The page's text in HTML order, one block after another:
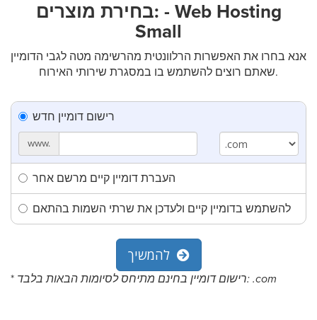
בחירת מוצרים: - Web Hosting
Small
אנא בחרו את האפשרות הרלוונטית מהרשימה מטה לגבי הדומיין
שאתם רוצים להשתמש בו במסגרת שירותי האירוח.
רישום דומיין חדש
www.
העברת דומיין קיים מרשם אחר
להשתמש בדומיין קיים ולעדכן את שרתי השמות בהתאם
להמשיך
* רישום דומיין בחינם מתיחס לסיומות הבאות בלבד: .com